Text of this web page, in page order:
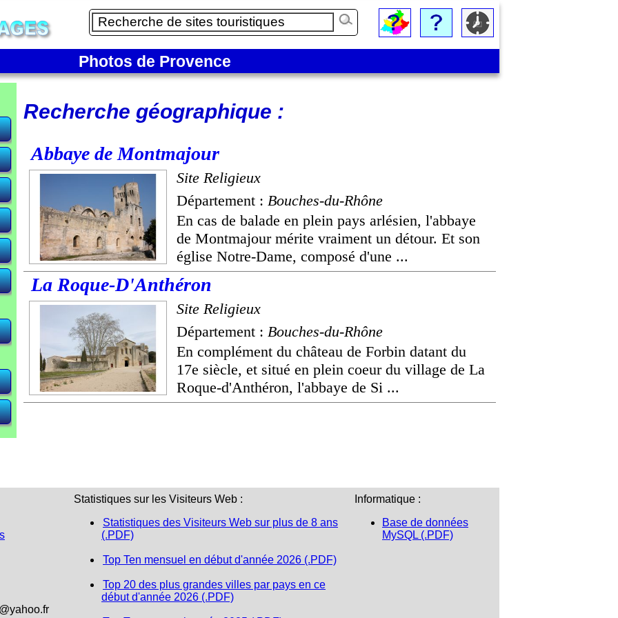
Photos de Provence
Recherche géographique :
Abbaye de Montmajour
Site Religieux
Département : Bouches-du-Rhône
En cas de balade en plein pays arlésien, l'abbaye
de Montmajour mérite vraiment un détour. Et son
église Notre-Dame, composé d'une ...
La Roque-D'Anthéron
Site Religieux
Département : Bouches-du-Rhône
En complément du château de Forbin datant du
17e siècle, et situé en plein coeur du village de La
Roque-d'Anthéron, l'abbaye de Si ...
Statistiques sur les Visiteurs Web :
Statistiques des Visiteurs Web sur plus de 8 ans
(.PDF)
Top Ten mensuel en début d'année 2026 (.PDF)
Top 20 des plus grandes villes par pays en ce
début d'année 2026 (.PDF)
Informatique :
Base de données
MySQL (.PDF)